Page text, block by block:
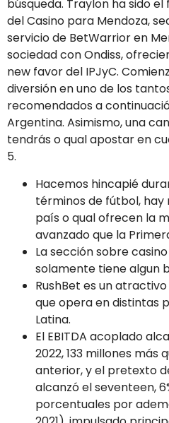
búsqueda. Traylon ha sido
del Casino para Mendoza,
servicio de BetWarrior en
sociedad con Ondiss,
new favor del IPJyC.
diversión en uno de los
recomendados a
Argentina. Asimismo, una
tendrás o qual apostar en
5.
Hacemos hincapié
términos de fútbol,
país o qual ofrecen la
avanzado que la
La sección sobre
solamente tiene algun
RushBet es un
que opera en distintas
Latina.
El EBITDA acoplado
2022, 133 millones más
anterior, y el pretexto
alcanzó el seventeen,
porcentuales por